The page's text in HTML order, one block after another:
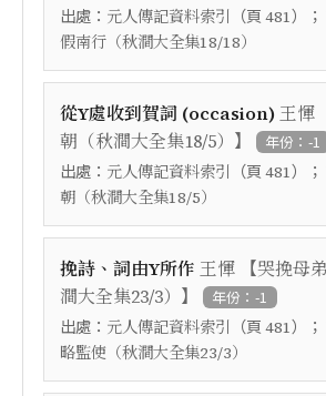
出處： 元人傳記資料索引 （頁 481）；
假南行（秋澗大全集18/18）
從Y處收到賀詞 (occasion) 王惲
朝（秋澗大全集18/5） 】 年份：-1
出處： 元人傳記資料索引 （頁 481）；
朝（秋澗大全集18/5）
挽詩、詞由Y所作 王惲 【哭挽母
澗大全集23/3） 】 年份：-1
出處： 元人傳記資料索引 （頁 481）；
略監使（秋澗大全集23/3）